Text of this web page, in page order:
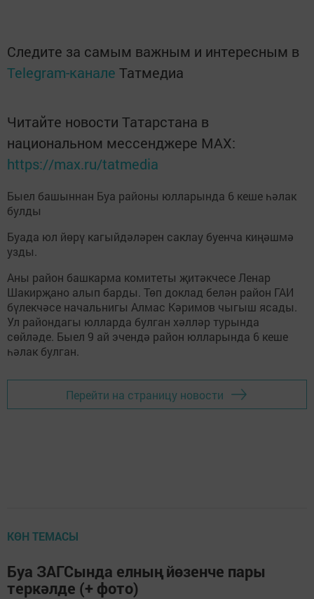
Следите за самым важным и интересным в
Telegram-канале Татмедиа
Читайте новости Татарстана в
национальном мессенджере MАХ:
https://max.ru/tatmedia
Быел башыннан Буа районы юлларында 6 кеше һәлак
булды
Буада юл йөрү кагыйдәләрен саклау буенча киңәшмә
узды.
Аны район башкарма комитеты җитәкчесе Ленар
Шакирҗано алып барды. Төп доклад белән район ГАИ
бүлекчәсе начальнигы Алмас Кәримов чыгыш ясады.
Ул райондагы юлларда булган хәлләр турында
сөйләде. Быел 9 ай эчендә район юлларында 6 кеше
һәлак булган.
Перейти на страницу новости
КӨН ТЕМАСЫ
Буа ЗАГСында елның йөзенче пары
теркәлде (+ фото)